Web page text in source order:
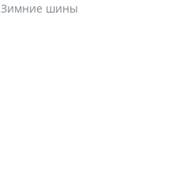
Зимние шины